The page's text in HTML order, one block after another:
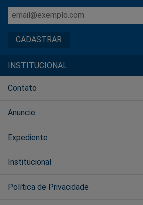
INSTITUCIONAL:
Contato
Anuncie
Expediente
Institucional
Política de Privacidade